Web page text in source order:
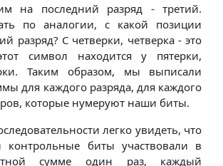
на последний разряд - третий.
по аналогии, с какой позиции
разряд? С четверки, четверка - это
символ находится у пятерки,
Таким образом, мы выписали
для каждого разряда, для каждого
которые нумеруют наши биты.
легко увидеть, что
контрольные биты участвовали в
сумме один раз, каждый